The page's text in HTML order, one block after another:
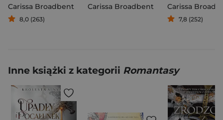
Carissa Broadbent
8,0 (263)
Carissa Broadbent
Carissa
7,8 (252)
Inne książki z kategorii Romantasy